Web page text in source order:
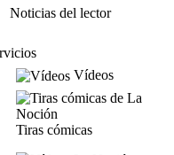
Noticias del lector
Vídeos
Tiras cómicas